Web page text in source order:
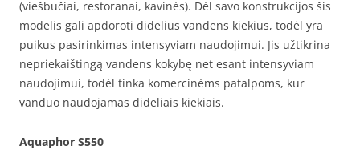
(viešbučiai, restoranai, kavinės). Dėl savo konstrukcijos šis
modelis gali apdoroti didelius vandens kiekius, todėl yra
puikus pasirinkimas intensyviam naudojimui. Jis užtikrina
nepriekaištingą vandens kokybę net esant intensyviam
naudojimui, todėl tinka komercinėms patalpoms, kur
vanduo naudojamas dideliais kiekiais.
Aquaphor S550